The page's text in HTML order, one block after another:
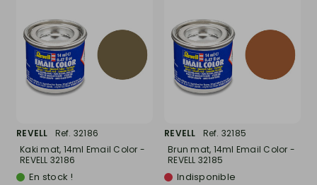
REVELL
Ref. 32186
Kaki mat, 14ml Email Color -
REVELL 32186
En stock !
REVELL
Ref. 32185
Brun mat, 14ml Email Color -
REVELL 32185
Indisponible